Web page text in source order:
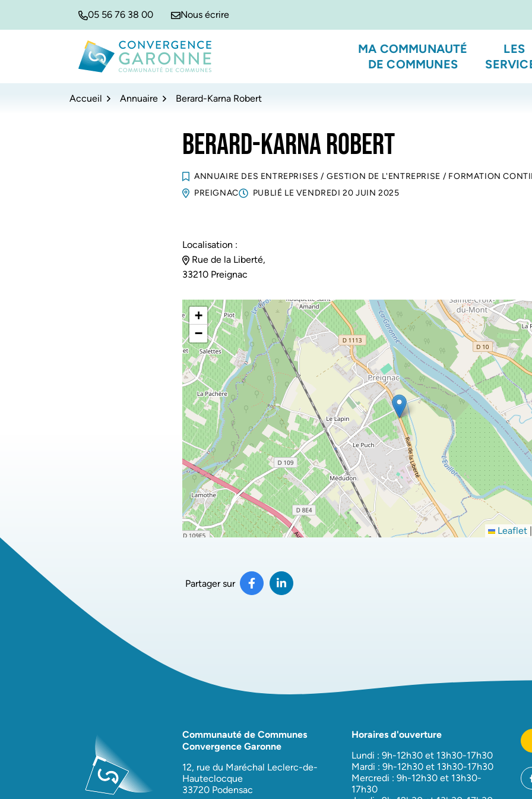
05 56 76 38 00 Nous écrire
Convergence Garonne
MA COMMUNAUTÉ
DE COMMUNES
LES
Accueil Annuaire Berard-Karna Robert
BERARD-KARNA ROBERT
ANNUAIRE DES ENTREPRISES / GESTION DE L'ENTREPRISE / FORMATION
PREIGNAC
PUBLIÉ LE VENDREDI 20 JUIN 2025
Localisation :
Rue de la Liberté,
33210 Preignac
+
−
Leaflet |
Partager sur Partager sur Facebook
(ouverture dans un nouvel onglet)
Partager sur LinkedIn
(ouverture dans un nouvel onglet)
Communauté de Communes
Convergence Garonne
12, rue du Maréchal Leclerc-de-
Hauteclocque
33720 Podensac
Horaires d'ouverture
Lundi : 9h-12h30 et 13h30-17h30
Mardi : 9h-12h30 et 13h30-17h30
Mercredi : 9h-12h30 et 13h30-
17h30